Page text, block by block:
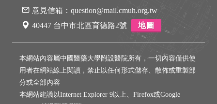
意見信箱： question@mail.cmuh.org.tw
40447 台中市北區育德路2號
地圖
本網站內容屬中國醫藥大學附設醫院所有，一切內容僅供使
用者在網站線上閱讀，禁止以任何形式儲存、散佈或重製部
分或全部內容
本網站建議以Internet Explorer 9以上、Firefox或Google